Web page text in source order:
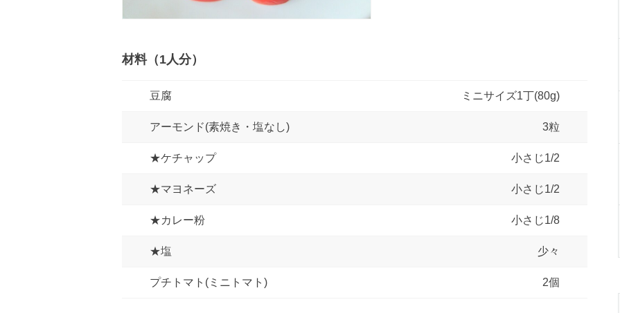
材料（1人分）
豆腐 ミニサイズ1丁(80g)
アーモンド(素焼き・塩なし) 3粒
★ケチャップ 小さじ1/2
★マヨネーズ 小さじ1/2
★カレー粉 小さじ1/8
★塩 少々
プチトマト(ミニトマト) 2個